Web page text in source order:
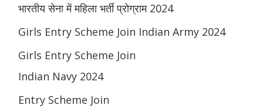
भारतीय सेना में महिला भर्ती प्रोग्राम 2024
Girls Entry Scheme Join Indian Army 2024
Girls Entry Scheme Join
Indian Navy 2024
Entry Scheme Join